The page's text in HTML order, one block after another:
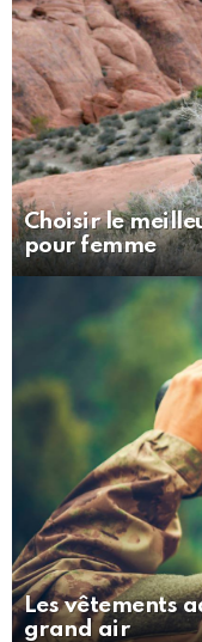
Choisir le
pour femme
Les vêtements
grand air